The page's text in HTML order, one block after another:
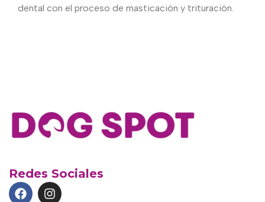
dental con el proceso de masticación y trituración.
Redes Sociales